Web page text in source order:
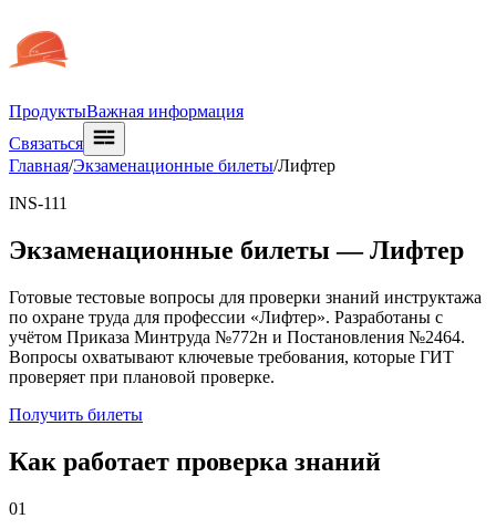
ПродуктыВажная информация
Связаться
Главная/Экзаменационные билеты/Лифтер
INS-111
Экзаменационные билеты —Лифтер
Готовые тестовые вопросы для проверки знаний инструктажа
по охране труда для профессии «Лифтер». Разработаны с
учётом Приказа Минтруда №772н и Постановления №2464.
Вопросы охватывают ключевые требования, которые ГИТ
проверяет при плановой проверке.
Получить билеты
Как работает проверка знаний
01